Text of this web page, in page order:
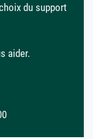
du support
aider.